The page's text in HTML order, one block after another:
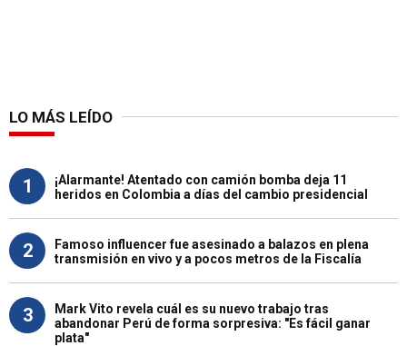
LO MÁS LEÍDO
1
¡Alarmante! Atentado con camión bomba deja 11
heridos en Colombia a días del cambio presidencial
2
Famoso influencer fue asesinado a balazos en plena
transmisión en vivo y a pocos metros de la Fiscalía
3
Mark Vito revela cuál es su nuevo trabajo tras
abandonar Perú de forma sorpresiva: "Es fácil ganar
plata"